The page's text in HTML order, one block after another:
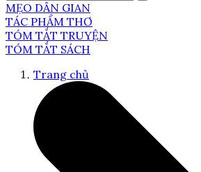
MẸO DÂN GIAN
TÁC PHẨM THƠ
TÓM TẮT TRUYỆN
TÓM TẮT SÁCH
Trang chủ